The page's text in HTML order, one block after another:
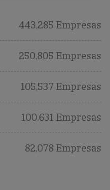
443,285 Empresas
250,805 Empresas
105,537 Empresas
100,631 Empresas
82,078 Empresas